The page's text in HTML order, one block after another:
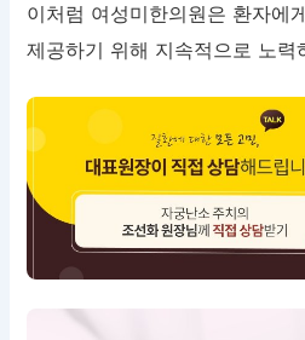
이처럼 여성미한의원은 환자에
제공하기 위해 지속적으로 노력